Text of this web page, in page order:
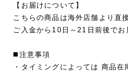
【お届けについて】
こちらの商品は海外店舗より直
ご入金から10日～21日前後でお
◼️注意事項
・タイミングによっては 商品在